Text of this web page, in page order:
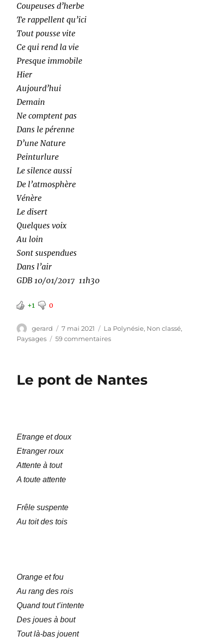
Coupeuses d’herbe
Te rappellent qu’ici
Tout pousse vite
Ce qui rend la vie
Presque immobile
Hier
Aujourd’hui
Demain
Ne comptent pas
Dans le pérenne
D’une Nature
Peinturlure
Le silence aussi
De l’atmosphère
Vénère
Le disert
Quelques voix
Au loin
Sont suspendues
Dans l’air
GDB 10/01/201711h30
+1 0
Auteur
gerard
Publié
le
7 mai 2021 Catégories
La Polynésie, Non classé,
Paysages
59 commentairessur
Le pont de Nantes
Etrange et doux
Etranger roux
Attente à tout
A toute attente
Frêle suspente
Au toit des tois
Orange et fou
Au rang des rois
Quand tout t’intente
Des joues à bout
Tout là-bas jouent